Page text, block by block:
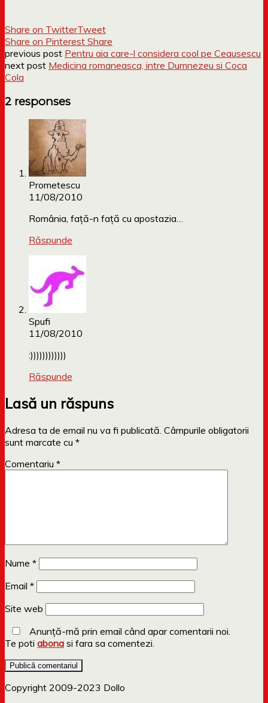
Share on TwitterTweet
Share on Pinterest Share
previous post Pentru aia care-l considera cool pe Ceausescu
next post Medicina romaneasca, intre Dumnezeu si Coca
Cola
2 responses
Prometescu
11/08/2010
România, faţă-n faţă cu apostazia…
Răspunde
Spufi
11/08/2010
:))))))))))))
Răspunde
Lasă un răspuns
Adresa ta de email nu va fi publicată. Câmpurile obligatorii
sunt marcate cu *
Comentariu *
Nume *
Email *
Site web
Anunță-mă prin email când apar comentarii noi.
Te poti abona si fara sa comentezi.
Copyright 2009-2023 Dollo